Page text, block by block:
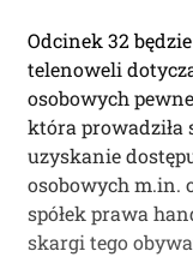
Odcinek 32
telenoweli
osobowych
która
uzyskanie
osobowych m.in.
spółek prawa
skargi tego